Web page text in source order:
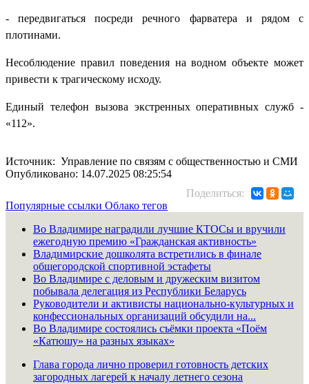
- передвигаться посреди речного фарватера и рядом с
плотинами.
Несоблюдение правил поведения на водном объекте может
привести к трагическому исходу.
Единый телефон вызова экстренных оперативных служб -
«112».
Источник: Управление по связям с общественностью и СМИ
Опубликовано: 14.07.2025 08:25:54
Поделиться:
Популярные ссылки Облако тегов
Во Владимире наградили лучшие КТОСы и вручили
ежегодную премию «Гражданская активность»
Владимирские дошколята встретились в финале
общегородской спортивной эстафеты
Во Владимире с деловым и дружеским визитом
побывала делегация из Республики Беларусь
Руководители и активисты национально-культурных и
конфессиональных организаций обсудили на...
Во Владимире состоялись съёмки проекта «Поём
«Катюшу» на разных языках»
Глава города лично проверил готовность детских
загородных лагерей к началу летнего сезона